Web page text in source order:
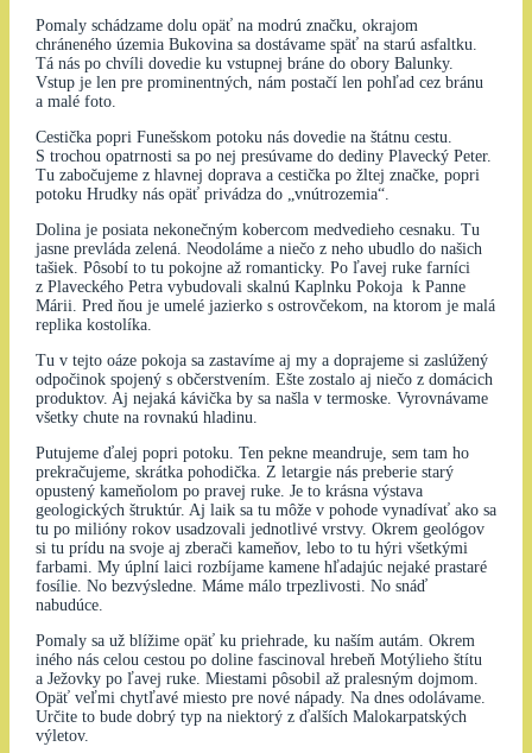
Pomaly schádzame dolu opäť na modrú značku, okrajom
chráneného územia Bukovina sa dostávame späť na starú asfaltku.
Tá nás po chvíli dovedie ku vstupnej bráne do obory Balunky.
Vstup je len pre prominentných, nám postačí len pohľad cez bránu
a malé foto.
Cestička popri Funešskom potoku nás dovedie na štátnu cestu.
S trochou opatrnosti sa po nej presúvame do dediny Plavecký Peter.
Tu zabočujeme z hlavnej doprava a cestička po žltej značke, popri
potoku Hrudky nás opäť privádza do „vnútrozemia“.
Dolina je posiata nekonečným kobercom medvedieho cesnaku. Tu
jasne prevláda zelená. Neodoláme a niečo z neho ubudlo do našich
tašiek. Pôsobí to tu pokojne až romanticky. Po ľavej ruke farníci
z Plaveckého Petra vybudovali skalnú Kaplnku Pokoja k Panne
Márii. Pred ňou je umelé jazierko s ostrovčekom, na ktorom je malá
replika kostolíka.
Tu v tejto oáze pokoja sa zastavíme aj my a doprajeme si zaslúžený
odpočinok spojený s občerstvením. Ešte zostalo aj niečo z domácich
produktov. Aj nejaká kávička by sa našla v termoske. Vyrovnávame
všetky chute na rovnakú hladinu.
Putujeme ďalej popri potoku. Ten pekne meandruje, sem tam ho
prekračujeme, skrátka pohodička. Z letargie nás preberie starý
opustený kameňolom po pravej ruke. Je to krásna výstava
geologických štruktúr. Aj laik sa tu môže v pohode vynadívať ako sa
tu po milióny rokov usadzovali jednotlivé vrstvy. Okrem geológov
si tu prídu na svoje aj zberači kameňov, lebo to tu hýri všetkými
farbami. My úplní laici rozbíjame kamene hľadajúc nejaké prastaré
fosílie. No bezvýsledne. Máme málo trpezlivosti. No snáď
nabudúce.
Pomaly sa už blížime opäť ku priehrade, ku naším autám. Okrem
iného nás celou cestou po doline fascinoval hrebeň Motýlieho štítu
a Ježovky po ľavej ruke. Miestami pôsobil až pralesným dojmom.
Opäť veľmi chytľavé miesto pre nové nápady. Na dnes odolávame.
Určite to bude dobrý typ na niektorý z ďalších Malokarpatských
výletov.